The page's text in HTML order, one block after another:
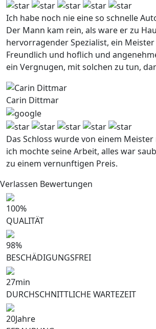
Ich habe noch nie eine so schnelle
Der Mann kam rein, als ware er zu
hervorragender Spezialist, ein Meister
Freundlich und hoflich und
ein Vergnugen, mit solchen zu tun,
Carin Dittmar
Das Schloss wurde von einem
ich mochte seine Arbeit, alles war
zu einem vernunftigen Preis.
Verlassen Bewertungen
100%
QUALITÄT
98%
BESCHÄDIGUNGSFREI
27min
DURCHSCHNITTLICHE WARTEZEIT
20Jahre